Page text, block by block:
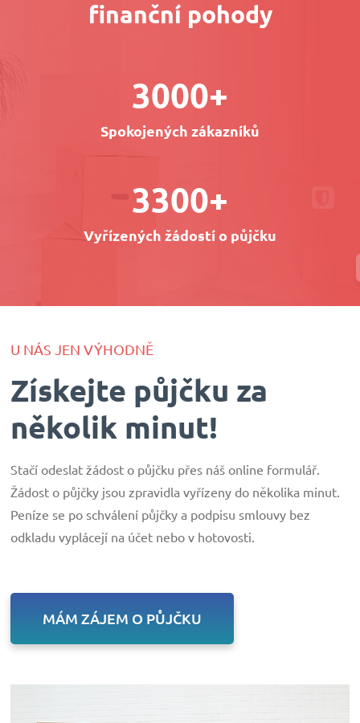
finanční pohody
3000+
Spokojených zákazníků
3300+
Vyřízených žádostí o půjčku
U NÁS JEN VÝHODNĚ
Získejte půjčku za
několik minut!
Stačí odeslat žádost o půjčku přes náš online formulář.
Žádost o půjčky jsou zpravidla vyřízeny do několika minut.
Peníze se po schválení půjčky a podpisu smlouvy bez
odkladu vyplácejí na účet nebo v hotovosti.
MÁM ZÁJEM O PŮJČKU